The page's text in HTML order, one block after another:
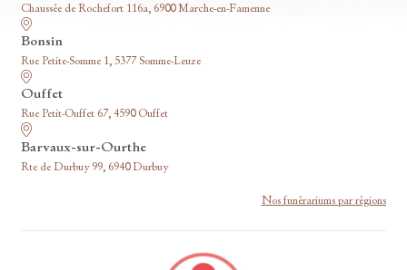
Chaussée de Rochefort 116a, 6900 Marche-en-Famenne
Bonsin
Rue Petite-Somme 1, 5377 Somme-Leuze
Ouffet
Rue Petit-Ouffet 67, 4590 Ouffet
Barvaux-sur-Ourthe
Rte de Durbuy 99, 6940 Durbuy
Nos funérariums par régions